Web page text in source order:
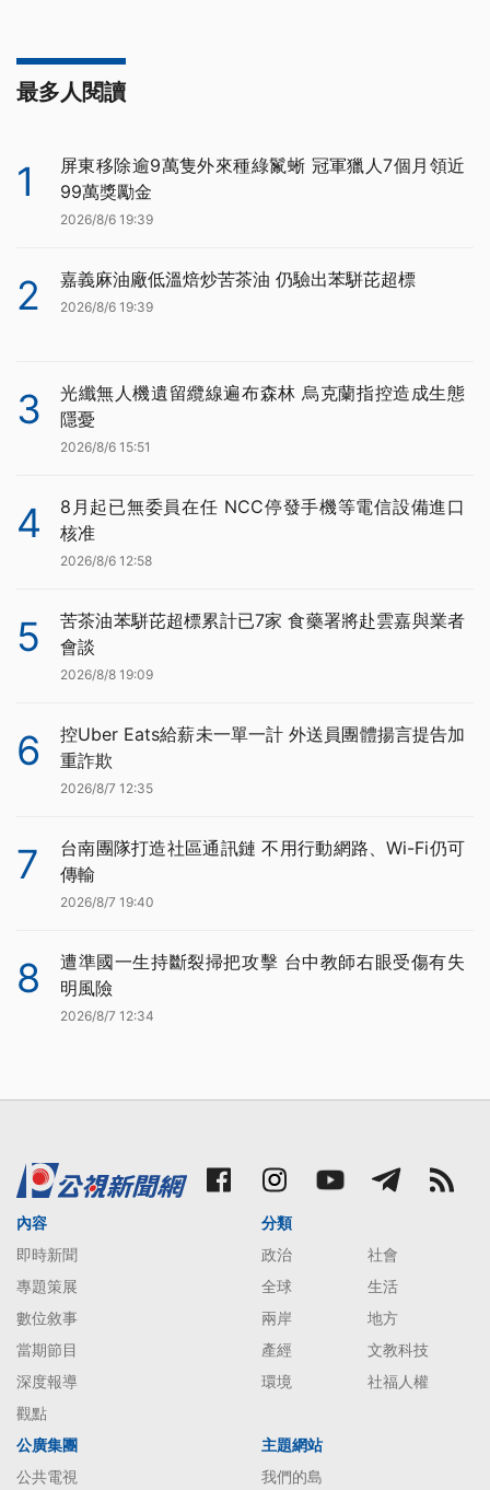
最多人閱讀
1
屏東移除逾9萬隻外來種綠鬣蜥 冠軍獵人7個月領近
99萬獎勵金
2026/8/6 19:39
2 嘉義麻油廠低溫焙炒苦茶油 仍驗出苯駢芘超標
2026/8/6 19:39
3
光纖無人機遺留纜線遍布森林 烏克蘭指控造成生態
隱憂
2026/8/6 15:51
4
8月起已無委員在任 NCC停發手機等電信設備進口
核准
2026/8/6 12:58
5
苦茶油苯駢芘超標累計已7家 食藥署將赴雲嘉與業者
會談
2026/8/8 19:09
6
控Uber Eats給薪未一單一計 外送員團體揚言提告加
重詐欺
2026/8/7 12:35
7
台南團隊打造社區通訊鏈 不用行動網路、Wi-Fi仍可
傳輸
2026/8/7 19:40
8
遭準國一生持斷裂掃把攻擊 台中教師右眼受傷有失
明風險
2026/8/7 12:34
內容
即時新聞
專題策展
數位敘事
當期節目
深度報導
觀點
分類
政治
社會
全球
生活
兩岸
地方
產經
文教科技
環境
社福人權
公廣集團
公共電視
主題網站
我們的島